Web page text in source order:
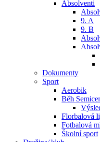
Absolventi
9. A
9. B
Dokumenty
Sport
Aerobik
Běh
Florbalová
Fotbalová
Školní sport